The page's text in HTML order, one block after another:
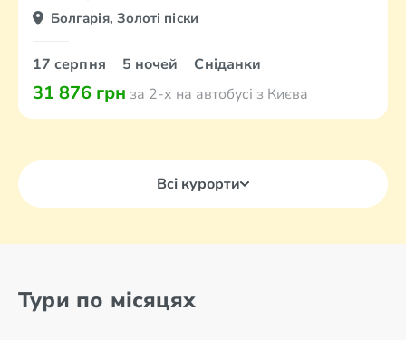
Болгарія, Золоті піски
17 серпня 5 ночей Сніданки
31 876 грн за 2-х на автобусі з Києва
Всі курорти
Тури по місяцях